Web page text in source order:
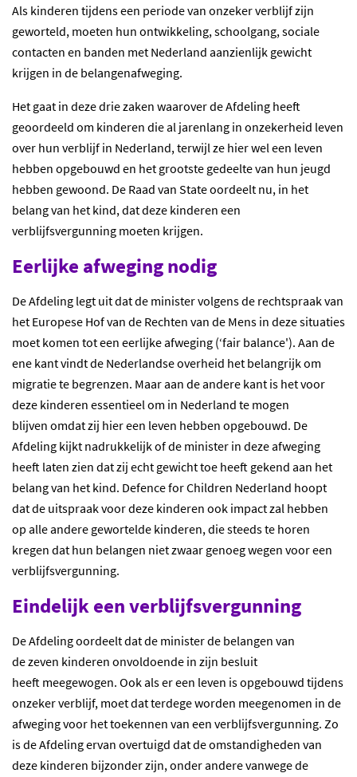
Als kinderen tijdens een periode van onzeker verblijf zijn
geworteld, moeten hun ontwikkeling, schoolgang, sociale
contacten en banden met Nederland aanzienlijk gewicht
krijgen in de belangenafweging.
Het gaat in deze drie zaken waarover de Afdeling heeft
geoordeeld om kinderen die al jarenlang in onzekerheid leven
over hun verblijf in Nederland, terwijl ze hier wel een leven
hebben opgebouwd en het grootste gedeelte van hun jeugd
hebben gewoond. De Raad van State oordeelt nu, in het
belang van het kind, dat deze kinderen een
verblijfsvergunning moeten krijgen.
Eerlijke afweging nodig
De Afdeling legt uit dat de minister volgens de rechtspraak van
het Europese Hof van de Rechten van de Mens in deze situaties
moet komen tot een eerlijke afweging (‘fair balance'). Aan de
ene kant vindt de Nederlandse overheid het belangrijk om
migratie te begrenzen. Maar aan de andere kant is het voor
deze kinderen essentieel om in Nederland te mogen
blijven omdat zij hier een leven hebben opgebouwd. De
Afdeling kijkt nadrukkelijk of de minister in deze afweging
heeft laten zien dat zij echt gewicht toe heeft gekend aan het
belang van het kind. Defence for Children Nederland hoopt
dat de uitspraak voor deze kinderen ook impact zal hebben
op alle andere gewortelde kinderen, die steeds te horen
kregen dat hun belangen niet zwaar genoeg wegen voor een
verblijfsvergunning.
Eindelijk een verblijfsvergunning
De Afdeling oordeelt dat de minister de belangen van
de zeven kinderen onvoldoende in zijn besluit
heeft meegewogen. Ook als er een leven is opgebouwd tijdens
onzeker verblijf, moet dat terdege worden meegenomen in de
afweging voor het toekennen van een verblijfsvergunning. Zo
is de Afdeling ervan overtuigd dat de omstandigheden van
deze kinderen bijzonder zijn, onder andere vanwege de